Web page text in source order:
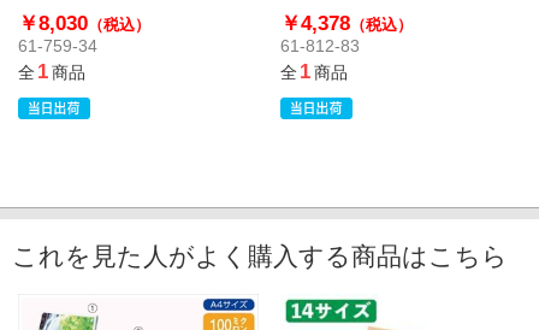
￥8,030 （税込）
61-759-34
全1商品
￥4,378 （税込）
61-812-83
全1商品
これを見た人がよく購入する商品はこちら